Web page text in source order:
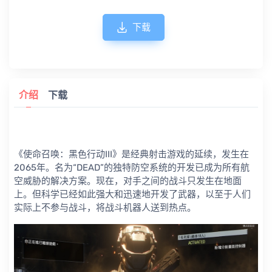
下载
介绍 下载
《使命召唤：黑色行动III》是经典射击游戏的延续，发生在
2065年。名为“DEAD”的独特防空系统的开发已成为所有航
空威胁的解决方案。现在，对手之间的战斗只发生在地面
上。但科学已经如此强大和迅速地开发了武器，以至于人们
实际上不参与战斗，将战斗机器人送到热点。